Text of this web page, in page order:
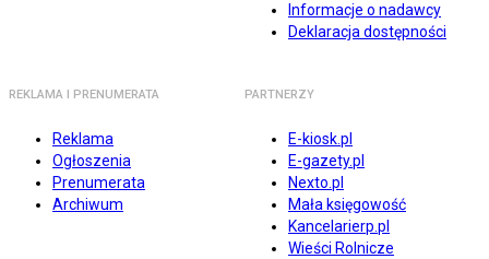
Informacje o nadawcy
Deklaracja dostępności
REKLAMA I PRENUMERATA
Reklama
Ogłoszenia
Prenumerata
Archiwum
PARTNERZY
E-kiosk.pl
E-gazety.pl
Nexto.pl
Mała księgowość
Kancelarierp.pl
Wieści Rolnicze